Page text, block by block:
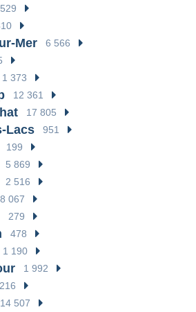
Mer 6 566
1 373
12 361
17 805
Lacs 951
199
5 869
2 516
8 067
279
478
1 190
1 992
216
14 507